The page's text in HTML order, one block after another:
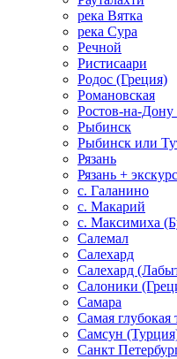
река Вятка
река Сура
Речной
Ристисаари
Родос (Греция)
Романовская
Ростов-на-Дону
Рыбинск
Рыбинск или
Рязань
Рязань +
с. Галанино
с. Макарий
с. Максимиха
Салемал
Салехард
Салехард
Салоники
Самара
Самая глубокая
Самсун
Санкт